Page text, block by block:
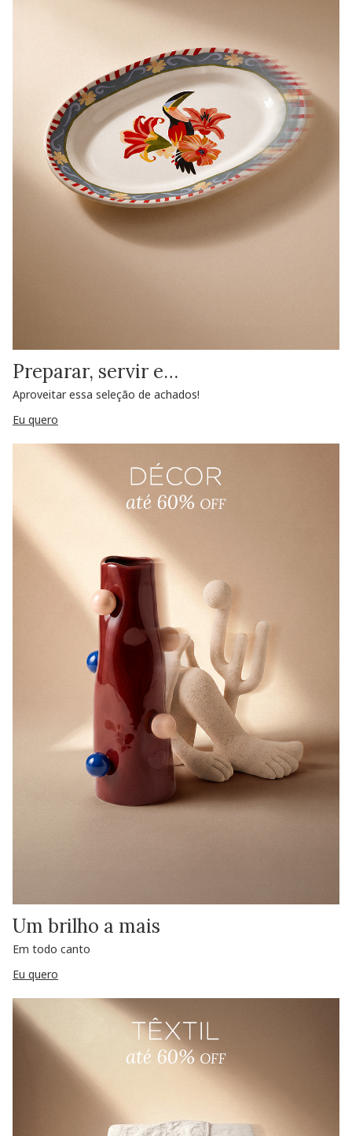
Preparar, servir e…
Aproveitar essa seleção de achados!
Eu quero
Um brilho a mais
Em todo canto
Eu quero